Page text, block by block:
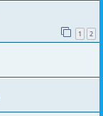
1 2